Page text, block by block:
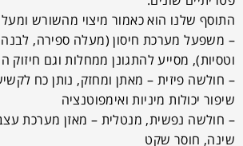
התוסף שלנו הוא כאמור מיצוי מהשורש
– משפעל מערכת חיסון (מעלה ספירה, לבנה,
וטסיות), מסייע להתגונן ממחלות וגם חיזוק
– חולשה פיזית – מאתן ומחזק, נותן כח
שיפור יכולות מיניות ואימפוטנציה
– חולשה נפשית, מנטלית – מאזן מערכת
שינה, חוסר שקט